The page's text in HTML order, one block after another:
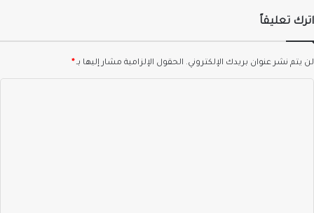
اترك تعليقاً
لن يتم نشر عنوان بريدك الإلكتروني. الحقول الإلزامية مشار إليها بـ *